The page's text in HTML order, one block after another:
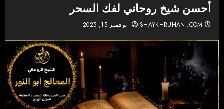
أحسن شيخ روحاني لفك السحر
SHAYKHRUHANI.COM نوفمبر 15, 2025